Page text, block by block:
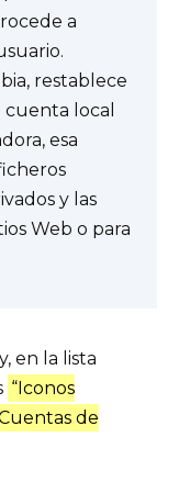
a
restablece
local
esa
y las
Web o para
y, en la lista
“Iconos
de